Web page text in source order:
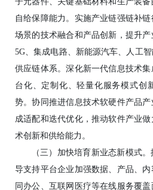
自给保障能力。实施产业链强链补
场景的技术融合和产品创新，提升
5G、集成电路、新能源汽车、人工
供应链体系。深化新一代信息技术
台化、定制化、轻量化服务模式创
势。协同推进信息技术软硬件产品
成适配和迭代优化，推动软件产业
术创新和供给能力。
（三）加快培育新业态新模式
导支持平台企业加强数据、产品、
同办公、互联网医疗等在线服务覆